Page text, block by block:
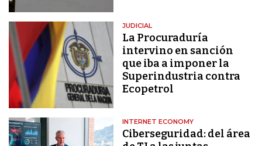
JUDICIAL
La Procuraduría
intervino en sanción
que iba a imponer la
Superindustria contra
Ecopetrol
INTERNET ECONOMY
Ciberseguridad: del área